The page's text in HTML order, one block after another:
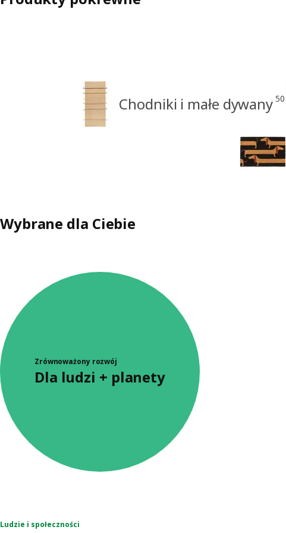
Chodniki i małe dywany 50
Wybrane dla Ciebie
Zrównoważony rozwój
Dla ludzi + planety
Ludzie i społeczności